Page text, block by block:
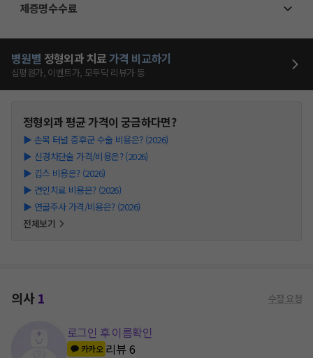
제증명수수료
병원별 정형외과 치료가격 비교하기
심평원가, 이벤트가, 모두닥 리뷰가 등
정형외과평균 가격이 궁금하다면?
▶ 손목 터널 증후군 수술 비용은? (2026)
▶ 신경차단술 가격/비용은? (2026)
▶ 깁스 비용은? (2026)
▶ 견인치료 비용은? (2026)
▶ 연골주사 가격/비용은? (2026)
전체보기
의사1 수정 요청
로그인 후 이름확인
카카오 리뷰6